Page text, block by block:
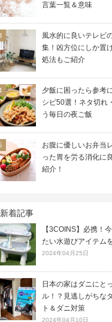
言葉一覧＆意味
風水的に良いテレビ
集！凶方位にしか置
処法もご紹介
夕飯に困ったら参考
シピ50選！ネタ切れ
う毎日の夜ご飯
お腹に優しいお弁当
った胃を労る消化に
紹介！
新着記事
【3COINS】必携！
たい水遊びアイテム
2024年04月25日
日本の家はダニにと
ル！？見逃しがちな
ト＆ダニ対策
2024年04月10日